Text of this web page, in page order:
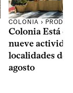
COLONIA ›
Colonia Está
nueve
localidades del
agosto